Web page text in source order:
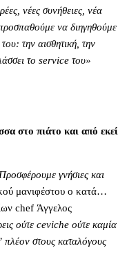
νέες συνήθειες, νέα
να διηγηθούμε
την αισθητική, την
το service του»
στο πιάτο και από εκεί
γνήσιες και
μανιφέστου ο κατά…
chef Άγγελος
ούτε ceviche ούτε καμία
στους καταλόγους